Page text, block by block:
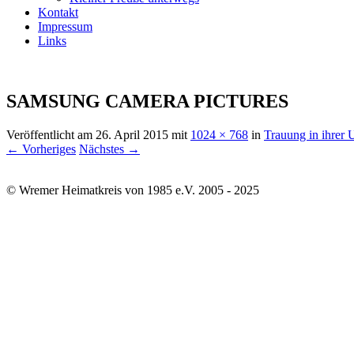
Kontakt
Impressum
Links
SAMSUNG CAMERA PICTURES
Veröffentlicht am 26. April 2015 mit 1024 × 768 in Trauung in ihrer
← Vorheriges Nächstes →
© Wremer Heimatkreis von 1985 e.V. 2005 - 2025